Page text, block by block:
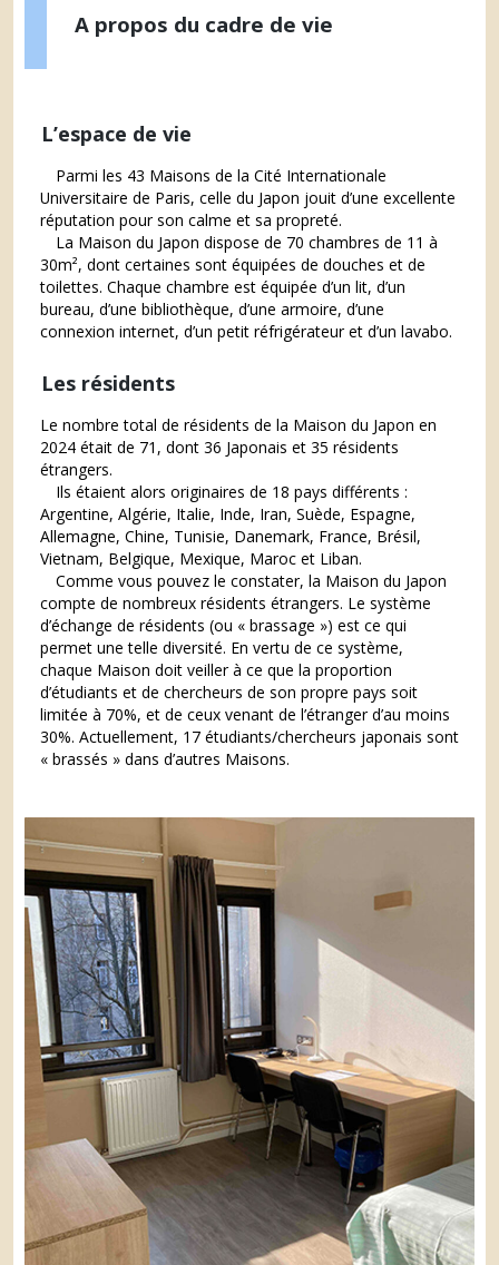
A propos du cadre de vie
L’espace de vie
Parmi les 43 Maisons de la Cité Internationale
Universitaire de Paris, celle du Japon jouit d’une excellente
réputation pour son calme et sa propreté.
La Maison du Japon dispose de 70 chambres de 11 à
30m², dont certaines sont équipées de douches et de
toilettes. Chaque chambre est équipée d’un lit, d’un
bureau, d’une bibliothèque, d’une armoire, d’une
connexion internet, d’un petit réfrigérateur et d’un lavabo.
Les résidents
Le nombre total de résidents de la Maison du Japon en
2024 était de 71, dont 36 Japonais et 35 résidents
étrangers.
Ils étaient alors originaires de 18 pays différents :
Argentine, Algérie, Italie, Inde, Iran, Suède, Espagne,
Allemagne, Chine, Tunisie, Danemark, France, Brésil,
Vietnam, Belgique, Mexique, Maroc et Liban.
Comme vous pouvez le constater, la Maison du Japon
compte de nombreux résidents étrangers. Le système
d’échange de résidents (ou « brassage ») est ce qui
permet une telle diversité. En vertu de ce système,
chaque Maison doit veiller à ce que la proportion
d’étudiants et de chercheurs de son propre pays soit
limitée à 70%, et de ceux venant de l’étranger d’au moins
30%. Actuellement, 17 étudiants/chercheurs japonais sont
« brassés » dans d’autres Maisons.